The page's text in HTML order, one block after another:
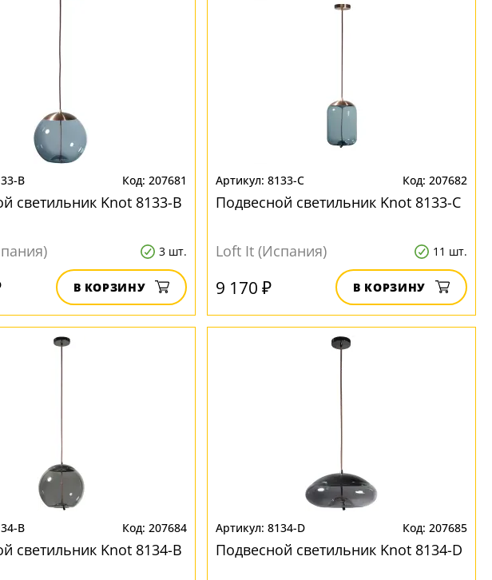
B 207681
светильник Knot 8133-B
3 шт.
В КОРЗИНУ
8133-C 207682
Подвесной светильник Knot 8133-C
Loft It (Испания) 11 шт.
9 170 ₽ В КОРЗИНУ
B 207684
светильник Knot 8134-B
8134-D 207685
Подвесной светильник Knot 8134-D